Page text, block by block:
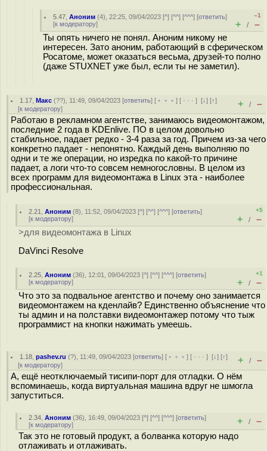
5.47 ,Аноним (4), 22:25, 09/04/2023 [^] [^^] [^^^] [ответить]
[к модератору]
–1
+ / –
Ты опять ничего не понял. Аноним никому не
интересен. Зато аноним, работающий в сферическом
Росатоме, может оказаться весьма, друзей-то полно
(даже STUXNET уже был, если ты не заметил).
1.17 ,Макс (??), 11:49, 09/04/2023 [ответить] [ ﹢﹢﹢] [ · · ·][↓] [↑]
[к модератору] + / –
Работаю в рекламном агентстве, занимаюсь видеомонтажом,
последние 2 года в KDEnlive. ПО в целом довольно
стабильное, падает редко - 3-4 раза за год. Причем из-за чего
конкретно падает - непонятно. Каждый день выполняю по
одни и те же операции, но изредка по какой-то причине
падает, а логи что-то совсем немногословны. В целом из
всех программ для видеомонтажа в Linux эта - наиболее
профессиональная.
2.21 ,Аноним (8), 11:52, 09/04/2023 [^] [^^] [^^^] [ответить]
[к модератору]
+5
+ / –
>для видеомонтажа в Linux
DaVinci Resolve
2.25 ,Аноним (36), 12:01, 09/04/2023 [^] [^^] [^^^] [ответить]
[к модератору]
+1
+ / –
Что это за подвальное агентство и почему оно занимается
видеомонтажем на кденлайв? Единственно объяснение что
ты админ и на полставки видеомонтажер потому что тыж
программист на кнопки нажимать умеешь.
1.18 ,pashev.ru (?), 11:49, 09/04/2023 [ответить] [ ﹢﹢﹢] [ · · ·][↓] [↑]
[к модератору] + / –
А, ещё неотключаемый тисипи-порт для отладки. О нём
вспоминаешь, когда виртуальная машина вдруг не шмогла
запуститься.
2.34 ,Аноним (36), 16:49, 09/04/2023 [^] [^^] [^^^] [ответить]
[к модератору] + / –
Так это не готовый продукт, а болванка которую надо
отлаживать и отлаживать.